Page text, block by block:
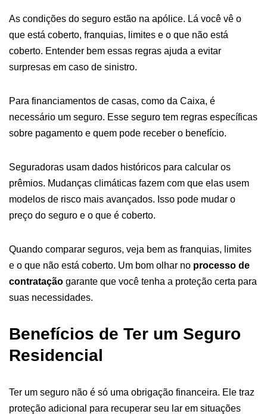
As condições do seguro estão na apólice. Lá você vê o
que está coberto, franquias, limites e o que não está
coberto. Entender bem essas regras ajuda a evitar
surpresas em caso de sinistro.
Para financiamentos de casas, como da Caixa, é
necessário um seguro. Esse seguro tem regras específicas
sobre pagamento e quem pode receber o benefício.
Seguradoras usam dados históricos para calcular os
prêmios. Mudanças climáticas fazem com que elas usem
modelos de risco mais avançados. Isso pode mudar o
preço do seguro e o que é coberto.
Quando comparar seguros, veja bem as franquias, limites
e o que não está coberto. Um bom olhar no processo de
contratação garante que você tenha a proteção certa para
suas necessidades.
Benefícios de Ter um Seguro
Residencial
Ter um seguro não é só uma obrigação financeira. Ele traz
proteção adicional para recuperar seu lar em situações